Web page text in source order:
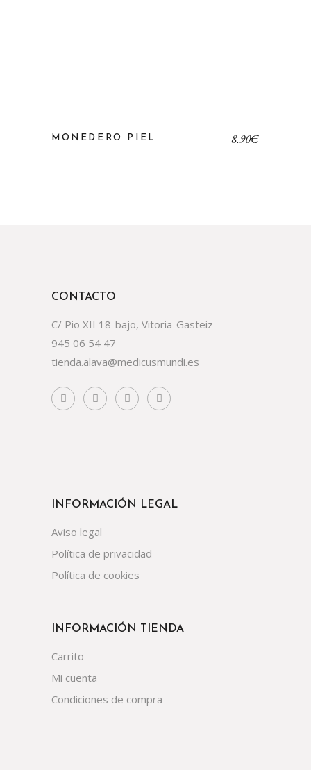
MONEDERO PIEL 8,90€
CONTACTO
C/ Pio XII 18-bajo, Vitoria-Gasteiz
945 06 54 47
tienda.alava@medicusmundi.es
INFORMACIÓN LEGAL
Aviso legal
Política de privacidad
Política de cookies
INFORMACIÓN TIENDA
Carrito
Mi cuenta
Condiciones de compra